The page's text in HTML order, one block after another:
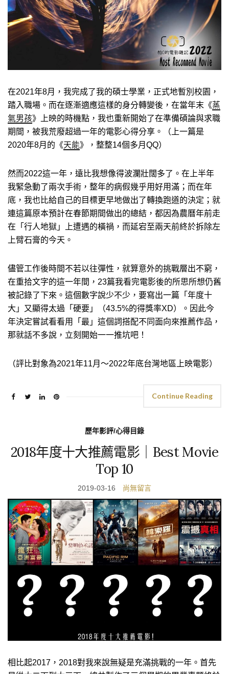
在2021年8月，我完成了我的碩士學業，正式地暫別校園，
踏入職場。而在逐漸適應這樣的身分轉變後，在當年末《蒸
氣男孩》上映的時機點，我也重新開始了在準備碩論與求職
期間，被我荒廢超過一年的電影心得分享。（上一篇是
2020年8月的《天能》，整整14個多月QQ）
然而2022這一年，遠比我想像得波瀾壯闊多了。在上半年
我緊急動了兩次手術，整年的病假幾乎用好用滿；而在年
底，我也比給自己的目標更早地做出了轉換跑道的決定；就
連這篇原本預計在春節期間做出的總結，都因為農曆年前走
在「行人地獄」上遭遇的橫禍，而延宕至兩天前終於拆除左
上臂石膏的今天。
儘管工作後時間不若以往彈性，就算意外的挑戰層出不窮，
在重拾文字的這一年間，23篇我看完電影後的所思所想仍舊
被記錄了下來。這個數字說少不少，要寫出一篇「年度十
大」又顯得太過「硬要」（43.5%的得獎率XD）。因此今
年決定嘗試看看用「最」這個詞搭配不同面向來推薦作品，
那就話不多說，立刻開始一一推坑吧！
（評比對象為2021年11月～2022年底台灣地區上映電影）
Continue Reading
歷年影評/心得目錄
2018年度十大推薦電影｜Best Movie
Top 10
2019-03-16 尚無留言
相比起2017，2018對我來說無疑是充滿挑戰的一年。首先